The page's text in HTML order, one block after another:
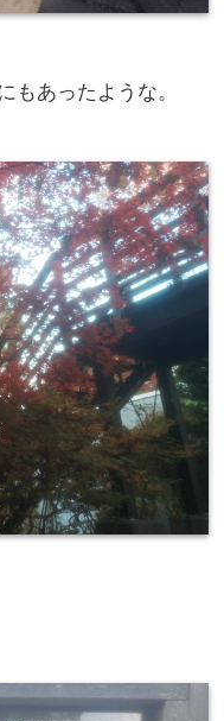
もあったような。